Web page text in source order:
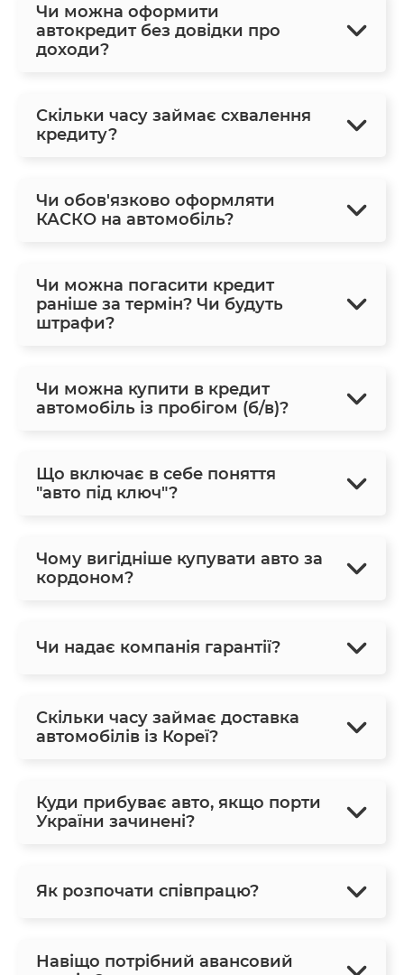
Чи можна оформити
автокредит без довідки про
доходи?
Скільки часу займає схвалення
кредиту?
Чи обов'язково оформляти
КАСКО на автомобіль?
Чи можна погасити кредит
раніше за термін? Чи будуть
штрафи?
Чи можна купити в кредит
автомобіль із пробігом (б/в)?
Що включає в себе поняття
"авто під ключ"?
Чому вигідніше купувати авто за
кордоном?
Чи надає компанія гарантії?
Скільки часу займає доставка
автомобілів із Кореї?
Куди прибуває авто, якщо порти
України зачинені?
Як розпочати співпрацю?
Навіщо потрібний авансовий